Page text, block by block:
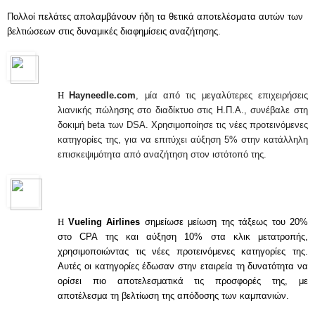
Πολλοί πελάτες απολαμβάνουν ήδη τα θετικά αποτελέσματα αυτών των
βελτιώσεων στις δυναμικές διαφημίσεις αναζήτησης.
Η Hayneedle.com, μία από τις μεγαλύτερες επιχειρήσεις
λιανικής πώλησης στο διαδίκτυο στις Η.Π.Α., συνέβαλε στη
δοκιμή beta των DSA. Χρησιμοποίησε τις νέες προτεινόμενες
κατηγορίες της, για να επιτύχει αύξηση 5% στην κατάλληλη
επισκεψιμότητα από αναζήτηση στον ιστότοπό της.
Η Vueling Airlines σημείωσε μείωση της τάξεως του 20%
στο CPA της και αύξηση 10% στα κλικ μετατροπής,
χρησιμοποιώντας τις νέες προτεινόμενες κατηγορίες της.
Αυτές οι κατηγορίες έδωσαν στην εταιρεία τη δυνατότητα να
ορίσει πιο αποτελεσματικά τις προσφορές της, με
αποτέλεσμα τη βελτίωση της απόδοσης των καμπανιών.